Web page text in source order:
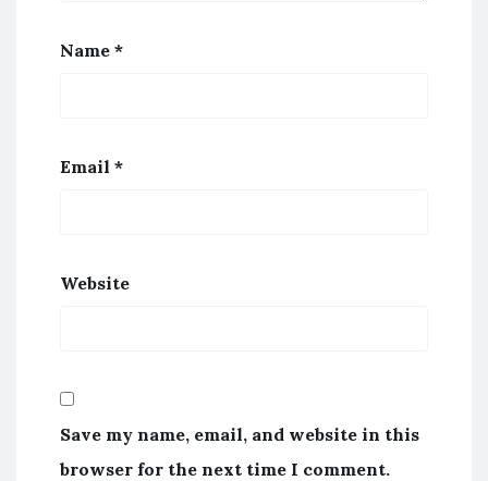
Name *
Email *
Website
Save my name, email, and website in this
browser for the next time I comment.